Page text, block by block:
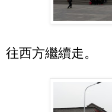
往西方繼續走。